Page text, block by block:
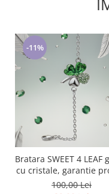
-11%
Bratara SWEET 4 LEAF
cu cristale, garantie
6 luni
100,00 Lei